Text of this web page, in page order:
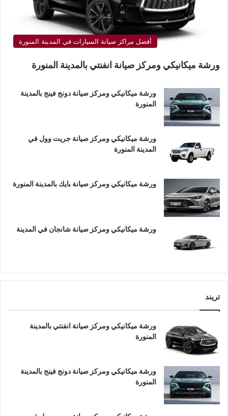
أفضل مراكز صيانة السيارات في المدينة المنورة
ورشة ميكانيكي ومركز صيانة انفنتي بالمدينة المنورة
ورشة ميكانيكي ومركز صيانة دونج فينج بالمدينة
المنورة
ورشة ميكانيكي ومركز صيانة جريت وول في
المدينة المنورة
ورشة ميكانيكي ومركز صيانة بايك بالمدينة المنورة
ورشة ميكانيكي ومركز صيانة شانجان في المدينة
تريند
ورشة ميكانيكي ومركز صيانة انفنتي بالمدينة
المنورة
ورشة ميكانيكي ومركز صيانة دونج فينج بالمدينة
المنورة